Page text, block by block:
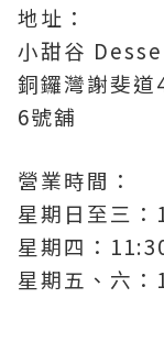
地址：
小甜谷
銅鑼灣謝斐
6號舖
營業時間：
星期日至三
星期四：
星期五、六